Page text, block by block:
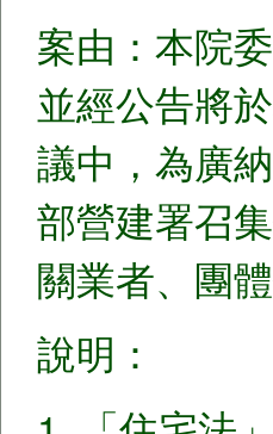
案由：本院
並經公告將
議中，為廣
部營建署召
關業者、團
說明：